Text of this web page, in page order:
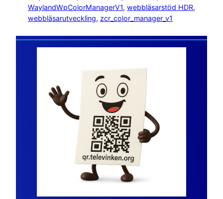
WaylandWpColorManagerV1, webbläsarstöd HDR
webbläsarutveckling, zcr_color_manager_v1